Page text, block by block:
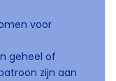
voor
geheel of
zijn aan